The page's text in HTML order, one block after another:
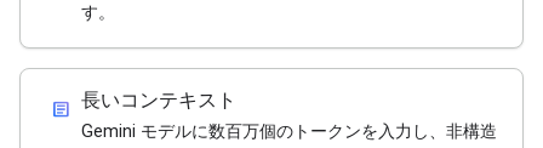
す。
article 長いコンテキスト
Gemini モデルに数百万個のトークンを入力し、非構造